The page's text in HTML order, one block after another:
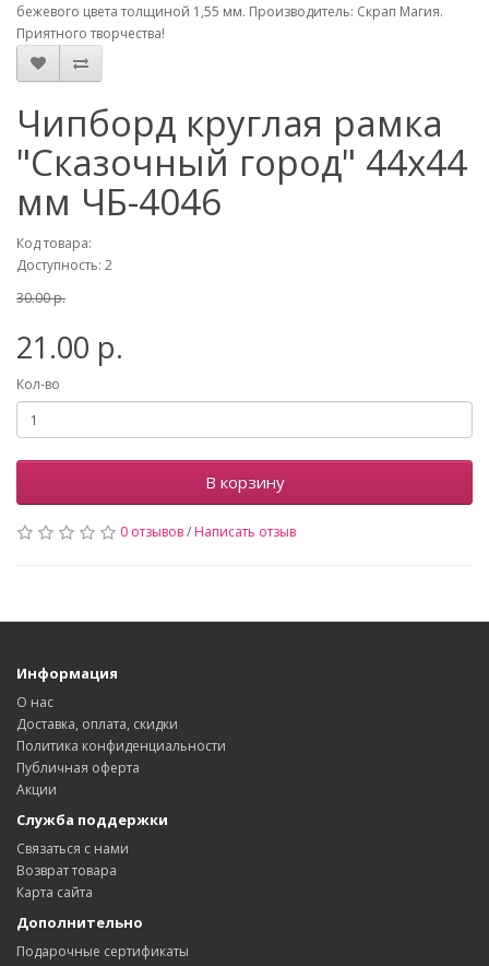
бежевого цвета толщиной 1,55 мм. Производитель: Скрап Магия.
Приятного творчества!
Чипборд круглая рамка
"Сказочный город" 44х44
мм ЧБ-4046
Код товара:
Доступность: 2
30.00 р.
21.00 р.
Кол-во
В корзину
0 отзывов/ Написать отзыв
Информация
О нас
Доставка, оплата, скидки
Политика конфиденциальности
Публичная оферта
Акции
Служба поддержки
Связаться с нами
Возврат товара
Карта сайта
Дополнительно
Подарочные сертификаты